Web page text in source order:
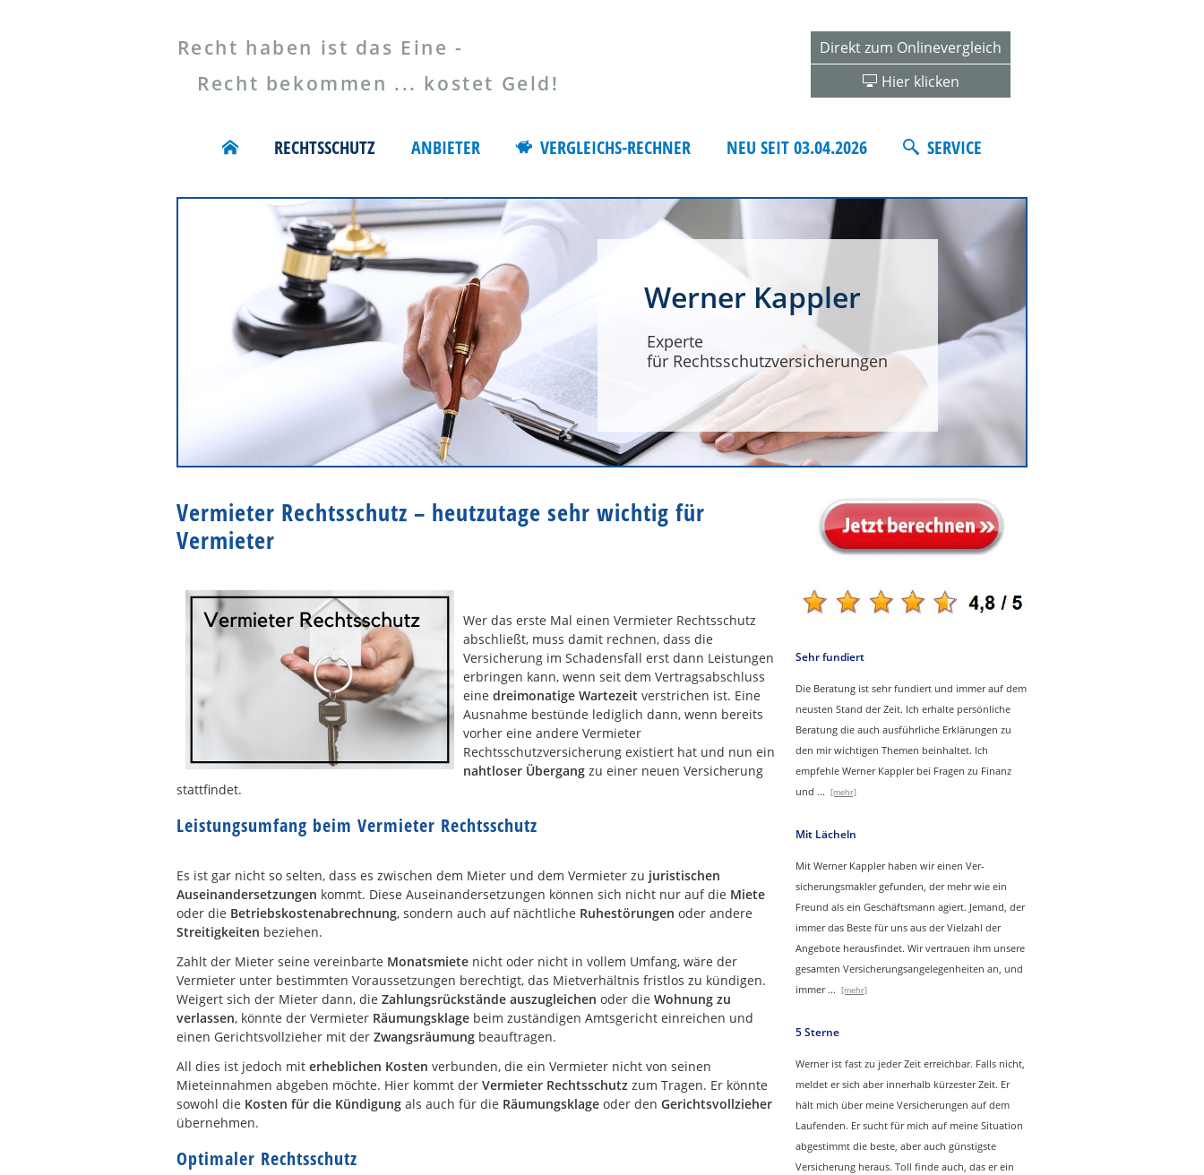
RECHTSSCHUTZ ANBIETER VERGLEICHS-RECHNER NEU SEIT 03.04.2026 SERVICE
Recht haben ist das Eine -
Recht bekommen ... kostet Geld!
Direkt zum Onlinevergleich
Hier klicken
Werner Kappler
Experte
für Rechtsschutzversicherungen
Sehr fundiert
Die Beratung ist sehr fundiert und immer auf dem
neusten Stand der Zeit. Ich erhalte persönliche
Beratung die auch ausführliche Erklärungen zu
den mir wichtigen Themen beinhaltet. Ich
empfehle Werner Kappler bei Fragen zu Finanz
und ... [mehr]
Mit Lächeln
Mit Werner Kappler haben wir einen Ver­
sicherungs­makler gefunden, der mehr wie ein
Freund als ein Geschäftsmann agiert. Jemand, der
immer das Beste für uns aus der Vielzahl der
Angebote herausfindet. Wir vertrauen ihm unsere
gesamten Versicherungsangelegenheiten an, und
immer... [mehr]
5 Sterne
Werner ist fast zu jeder Zeit erreichbar. Falls nicht,
meldet er sich aber innerhalb kürzester Zeit. Er
hält mich über meine Versicherungen auf dem
Laufenden. Er sucht für mich auf meine Situation
abgestimmt die beste, aber auch günstigste
Versicherung heraus. Toll finde auch, das er ein
Vermieter Rechtsschutz – heutzutage sehr wichtig für
Vermieter
Wer das erste Mal einen Vermieter Rechtsschutz
abschließt, muss damit rechnen, dass die
Versicherung im Schadensfall erst dann Leistungen
erbringen kann, wenn seit dem Vertragsabschluss
eine dreimonatige Wartezeit verstrichen ist. Eine
Ausnahme bestünde lediglich dann, wenn bereits
vorher eine andere Vermieter
Rechtsschutzversicherung existiert hat und nun ein
nahtloser Übergang zu einer neuen Versicherung
stattfindet.
Leistungsumfang beim Vermieter Rechtsschutz
Es ist gar nicht so selten, dass es zwischen dem Mieter und dem Vermieter zu juristischen
Auseinandersetzungen kommt. Diese Auseinandersetzungen können sich nicht nur auf die Miete
oder die Betriebskostenabrechnung, sondern auch auf nächtliche Ruhestörungen oder andere
Streitigkeiten beziehen.
Zahlt der Mieter seine vereinbarte Monatsmiete nicht oder nicht in vollem Umfang, wäre der
Vermieter unter bestimmten Voraussetzungen berechtigt, das Mietverhältnis fristlos zu kündigen.
Weigert sich der Mieter dann, die Zahlungsrückstände auszugleichen oder die Wohnung zu
verlassen, könnte der Vermieter Räumungsklage beim zuständigen Amtsgericht einreichen und
einen Gerichtsvollzieher mit der Zwangsräumung beauftragen.
All dies ist jedoch mit erheblichen Kosten verbunden, die ein Vermieter nicht von seinen
Mieteinnahmen abgeben möchte. Hier kommt der Vermieter Rechtsschutz zum Tragen. Er könnte
sowohl die Kosten für die Kündigung als auch für die Räumungsklage oder den Gerichtsvollzieher
übernehmen.
Optimaler Rechtsschutz